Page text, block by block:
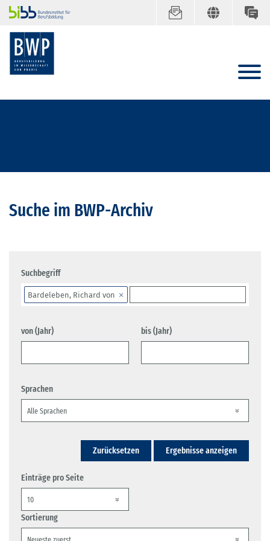
Suche im BWP-Archiv
Suchbegriff
Bardeleben, Richard von
von (Jahr) bis (Jahr)
Sprachen
Zurücksetzen Ergebnisse anzeigen
Einträge pro Seite
Sortierung